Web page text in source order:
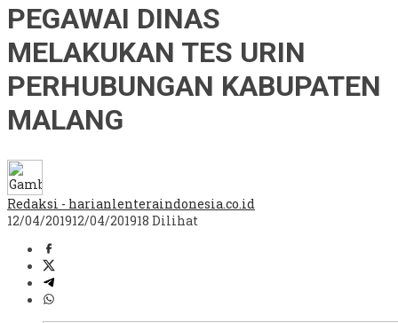
PEGAWAI DINAS
MELAKUKAN TES URIN
PERHUBUNGAN KABUPATEN
MALANG
Redaksi - harianlenteraindonesia.co.id
12/04/201912/04/201918 Dilihat